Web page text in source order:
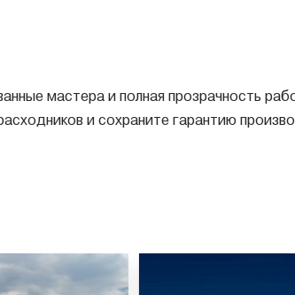
мастера и полная прозрачность
и сохраните гарантию